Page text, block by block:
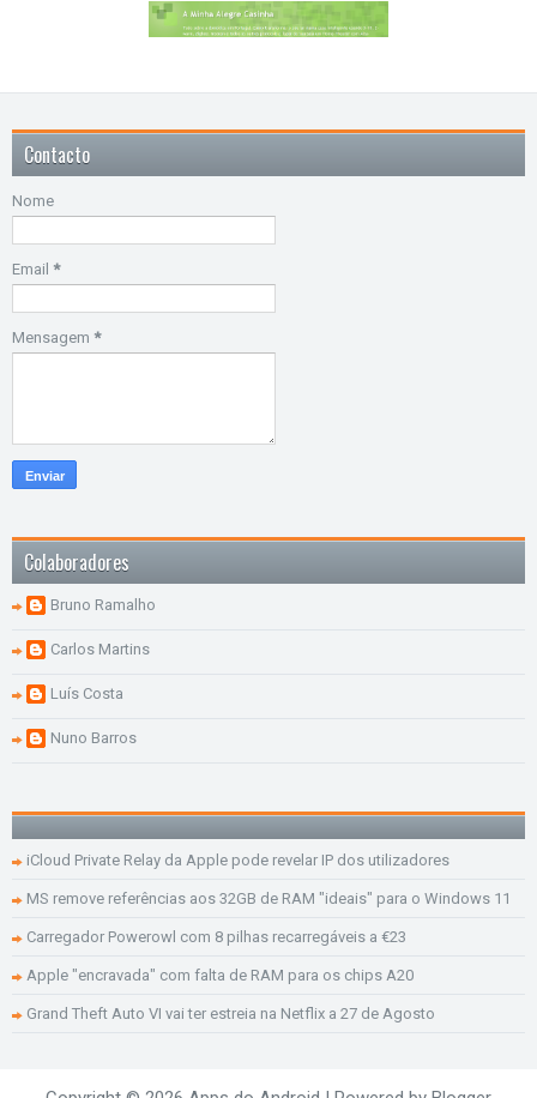
Contacto
Nome
Email *
Mensagem *
Colaboradores
Bruno Ramalho
Carlos Martins
Luís Costa
Nuno Barros
iCloud Private Relay da Apple pode revelar IP dos utilizadores
MS remove referências aos 32GB de RAM "ideais" para o Windows 11
Carregador Powerowl com 8 pilhas recarregáveis a €23
Apple "encravada" com falta de RAM para os chips A20
Grand Theft Auto VI vai ter estreia na Netflix a 27 de Agosto